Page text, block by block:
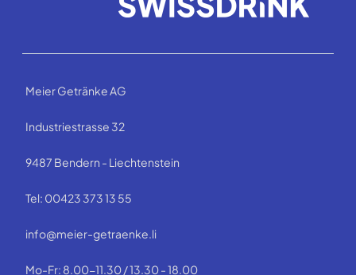
Meier Getränke AG
Industriestrasse 32
9487 Bendern - Liechtenstein
Tel: 00423 373 13 55
info@meier-getraenke.li
Mo-Fr: 8.00-11.30 / 13.30 - 18.00